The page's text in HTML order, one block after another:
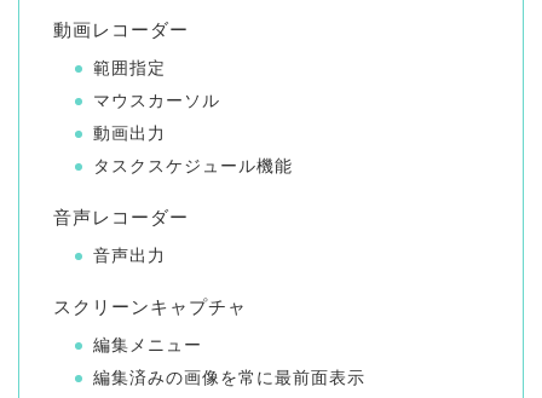
動画レコーダー
範囲指定
マウスカーソル
動画出力
タスクスケジュール機能
音声レコーダー
音声出力
スクリーンキャプチャ
編集メニュー
編集済みの画像を常に最前面表示